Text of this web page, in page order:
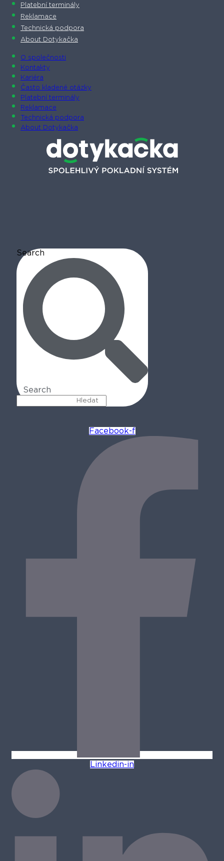
Platební terminály
Reklamace
Technická podpora
About Dotykačka
O společnosti
Kontakty
Kariéra
Často kladené otázky
Platební terminály
Reklamace
Technická podpora
About Dotykačka
Search
Search
Facebook-f
Linkedin-in